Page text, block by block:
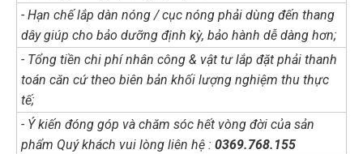
- Hạn chế lắp dàn nóng / cục nóng phải dùng đến thang
dây giúp cho bảo dưỡng định kỳ, bảo hành dễ dàng hơn;
- Tổng tiền chi phí nhân công & vật tư lắp đặt phải thanh
toán căn cứ theo biên bản khối lượng nghiệm thu thực
tế;
- Ý kiến đóng góp và chăm sóc hết vòng đời của sản
phẩm Quý khách vui lòng liên hệ : 0369.768.155